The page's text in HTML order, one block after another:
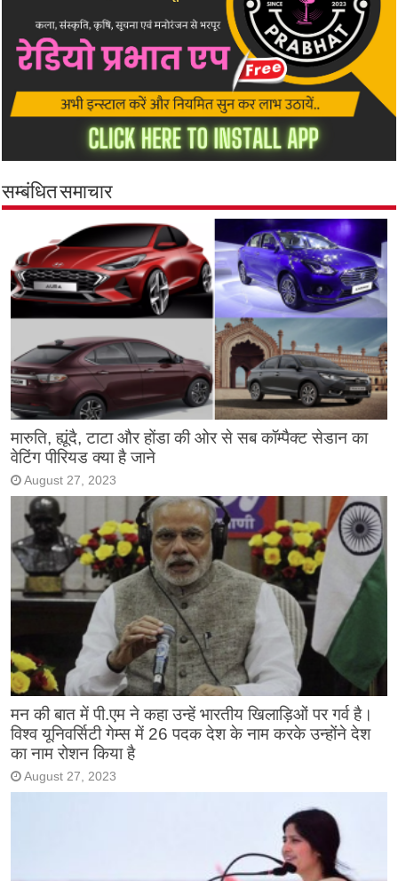
सम्बंधित समाचार
मारुति, ह्यूंदै, टाटा और होंडा की ओर से सब कॉम्पैक्ट सेडान का
वेटिंग पीरियड क्या है जाने
August 27, 2023
मन की बात में पी.एम ने कहा उन्हें भारतीय खिलाड़िओं पर गर्व है।
विश्व यूनिवर्सिटी गेम्स में 26 पदक देश के नाम करके उन्होंने देश
का नाम रोशन किया है
August 27, 2023